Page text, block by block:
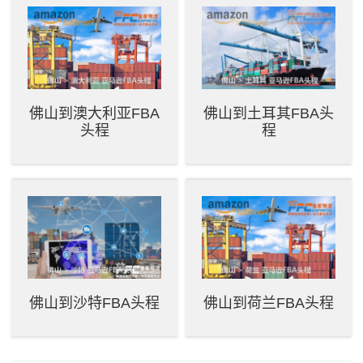
佛山到澳大利亚FBA
头程
佛山到土耳其FBA头
程
佛山到沙特FBA头程 佛山到荷兰FBA头程